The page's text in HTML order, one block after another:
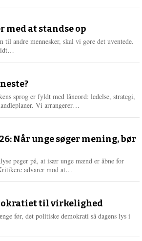
e
e
med at standse op
andre mennesker, skal vi gøre det uventede.
e
e
sprog er fyldt med låneord: ledelse, strategi,
Vi arrangerer…
e
Når unge søger mening, bør
peger på, at især unge mænd er åbne for
advarer mod at…
e
e
til virkelighed
før, det politiske demokrati så dagens lys i